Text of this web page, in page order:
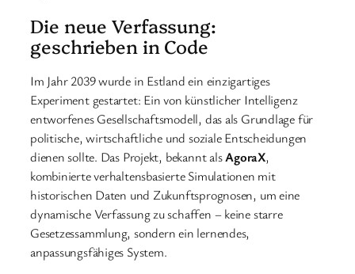
Die neue Verfassung:
geschrieben in Code
Im Jahr 2039 wurde in Estland ein einzigartiges
Experiment gestartet: Ein von künstlicher Intelligenz
entworfenes Gesellschaftsmodell, das als Grundlage für
politische, wirtschaftliche und soziale Entscheidungen
dienen sollte. Das Projekt, bekannt alsAgoraX,
kombinierte verhaltensbasierte Simulationen mit
historischen Daten und Zukunftsprognosen, um eine
dynamische Verfassung zu schaffen – keine starre
Gesetzessammlung, sondern ein lernendes,
anpassungsfähiges System.